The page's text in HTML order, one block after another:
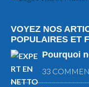
VOYEZ NOS
POPULAIRES ET
Pourquoi
33